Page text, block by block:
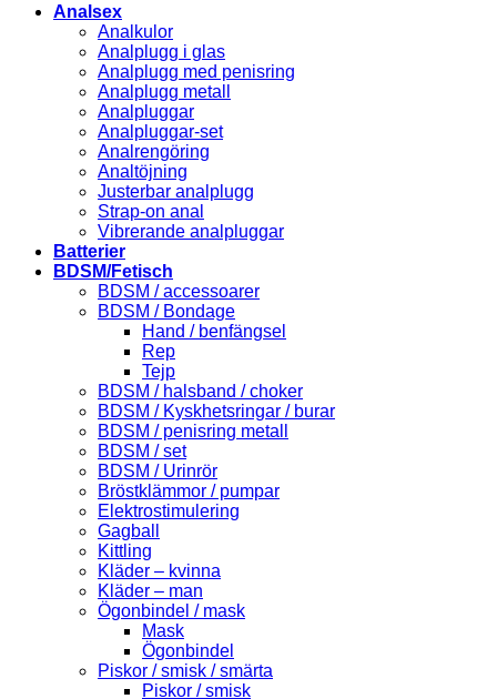
Analsex
Analkulor
Analplugg i glas
Analplugg med penisring
Analplugg metall
Analpluggar
Analpluggar-set
Analrengöring
Analtöjning
Justerbar analplugg
Strap-on anal
Vibrerande analpluggar
Batterier
BDSM/Fetisch
BDSM / accessoarer
BDSM / Bondage
Hand / benfängsel
Rep
Tejp
BDSM / halsband / choker
BDSM / Kyskhetsringar / burar
BDSM / penisring metall
BDSM / set
BDSM / Urinrör
Bröstklämmor / pumpar
Elektrostimulering
Gagball
Kittling
Kläder – kvinna
Kläder – man
Ögonbindel / mask
Mask
Ögonbindel
Piskor / smisk / smärta
Piskor / smisk